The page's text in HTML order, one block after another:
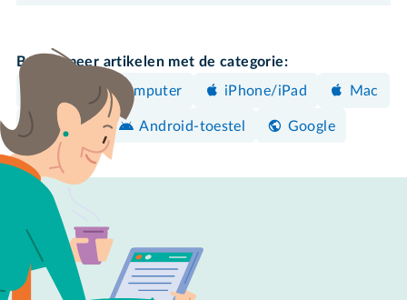
Bekijk meer artikelen met de categorie:
Windows-computer
iPhone/iPad Mac
Privacy Android-toestel Google